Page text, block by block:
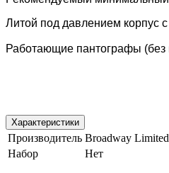
Литой под давлением корпус
Работающие пантографы (без
Характеристики
Производитель Broadway Limited
Набор
Нет